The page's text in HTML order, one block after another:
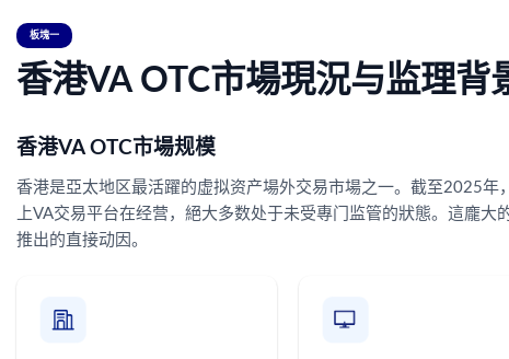
板塊一
香港VA OTC市場現況与监理背
香港VA OTC市場规模
香港是亞太地区最活躍的虚拟资产場外交易市場之一。截至2025年
上VA交易平台在经营，絕大多数处于未受專门监管的狀態。這龐
推出的直接动因。